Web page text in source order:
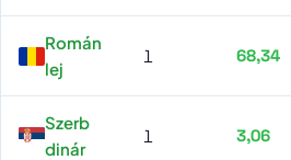
Román
lej
1 68,34
Szerb
dinár
1 3,06